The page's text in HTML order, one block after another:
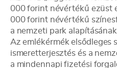
000 forint névértékű ezüst
000 forint névértékű
a nemzeti park
Az emlékérmék elsődleges
ismeretterjesztés és a
a mindennapi fizetési